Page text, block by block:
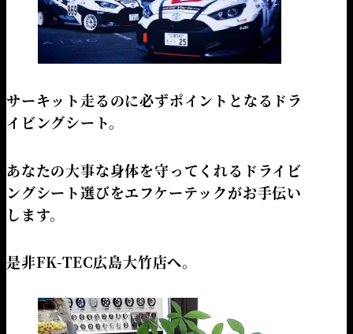
サーキット走るのに必ずポイントとなるドラ
イビングシート。
あなたの大事な身体を守ってくれるドライビ
ングシート選びをエフケーテックがお手伝い
します。
是非FK-TEC広島大竹店へ。